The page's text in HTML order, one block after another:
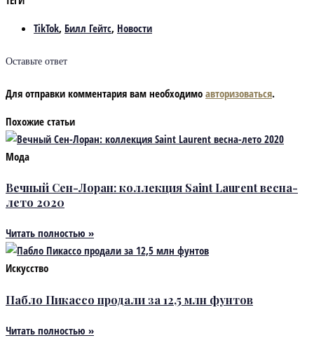
TikTok, Билл Гейтс, Новости
Оставьте ответ
Для отправки комментария вам необходимо авторизоваться.
Похожие статьи
Мода
Вечный Сен-Лоран: коллекция Saint Laurent весна-
лето 2020
Читать полностью »
Искусство
Пабло Пикассо продали за 12,5 млн фунтов
Читать полностью »